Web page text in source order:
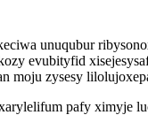
unuqubur
evubityfid
moju zysesy
pafy ximyje